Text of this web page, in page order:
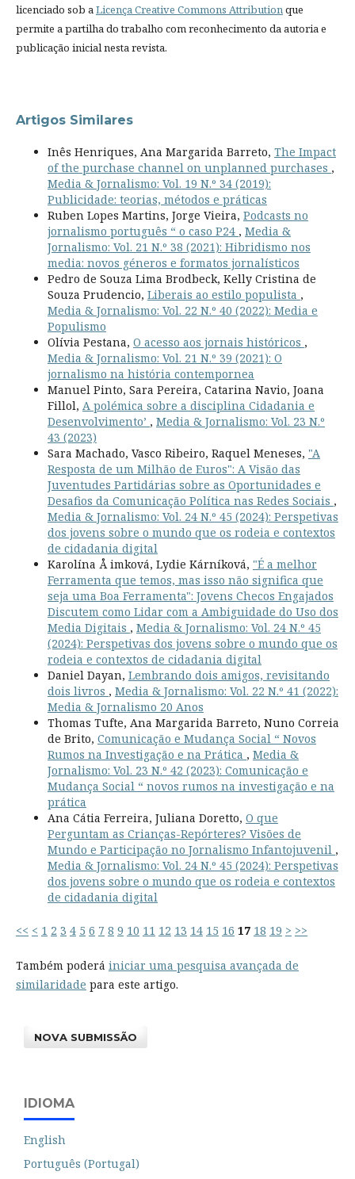
licenciado sob aLicença Creative Commons Attributionque
permite a partilha do trabalho com reconhecimento da autoria e
publicação inicial nesta revista.
Artigos Similares
Inês Henriques, Ana Margarida Barreto, The Impact
of the purchase channel on unplanned purchases ,
Media & Jornalismo: Vol. 19 N.º 34 (2019):
Publicidade: teorias, métodos e práticas
Ruben Lopes Martins, Jorge Vieira, Podcasts no
jornalismo português “ o caso P24 , Media &
Jornalismo: Vol. 21 N.º 38 (2021): Hibridismo nos
media: novos géneros e formatos jornalísticos
Pedro de Souza Lima Brodbeck, Kelly Cristina de
Souza Prudencio, Liberais ao estilo populista ,
Media & Jornalismo: Vol. 22 N.º 40 (2022): Media e
Populismo
Olívia Pestana, O acesso aos jornais históricos ,
Media & Jornalismo: Vol. 21 N.º 39 (2021): O
jornalismo na história contempornea
Manuel Pinto, Sara Pereira, Catarina Navio, Joana
Fillol, A polémica sobre a disciplina Cidadania e
Desenvolvimento’ , Media & Jornalismo: Vol. 23 N.º
43 (2023)
Sara Machado, Vasco Ribeiro, Raquel Meneses, "A
Resposta de um Milhão de Euros": A Visão das
Juventudes Partidárias sobre as Oportunidades e
Desafios da Comunicação Política nas Redes Sociais ,
Media & Jornalismo: Vol. 24 N.º 45 (2024): Perspetivas
dos jovens sobre o mundo que os rodeia e contextos
de cidadania digital
Karolína Å imková, Lydie Kárníková, "É a melhor
Ferramenta que temos, mas isso não significa que
seja uma Boa Ferramenta": Jovens Checos Engajados
Discutem como Lidar com a Ambiguidade do Uso dos
Media Digitais , Media & Jornalismo: Vol. 24 N.º 45
(2024): Perspetivas dos jovens sobre o mundo que os
rodeia e contextos de cidadania digital
Daniel Dayan, Lembrando dois amigos, revisitando
dois livros , Media & Jornalismo: Vol. 22 N.º 41 (2022):
Media & Jornalismo 20 Anos
Thomas Tufte, Ana Margarida Barreto, Nuno Correia
de Brito, Comunicação e Mudança Social “ Novos
Rumos na Investigação e na Prática , Media &
Jornalismo: Vol. 23 N.º 42 (2023): Comunicação e
Mudança Social “ novos rumos na investigação e na
prática
Ana Cátia Ferreira, Juliana Doretto, O que
Perguntam as Crianças-Repórteres? Visões de
Mundo e Participação no Jornalismo Infantojuvenil ,
Media & Jornalismo: Vol. 24 N.º 45 (2024): Perspetivas
dos jovens sobre o mundo que os rodeia e contextos
de cidadania digital
<< < 1 2 3 4 5 6 7 8 9 10 11 12 13 14 15 16 17 18 19 > >>
Também poderá iniciar uma pesquisa avançada de
similaridade para este artigo.
NOVA SUBMISSÃO
IDIOMA
English
Português (Portugal)